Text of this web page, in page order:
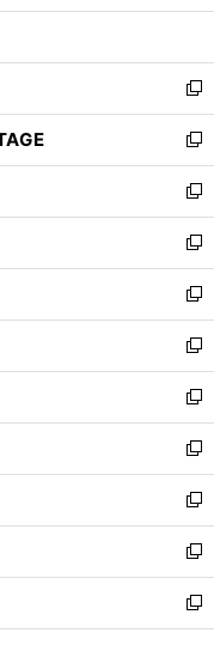
開
ン
ウ
で
開
く
ウ
ン
ド
ウ
で
開
く
新
し
い
ウ
ィ
ン
ド
ウ
で
開
く
新
し
い
ウ
ィ
ン
ド
ウ
で
開
く
新
し
い
ウ
ィ
ン
ド
ウ
で
開
く
新
し
い
ウ
ィ
ン
ド
ウ
で
開
く
新
し
い
ウ
ィ
ン
ド
ウ
で
開
く
新
し
い
ウ
ィ
ン
ド
ウ
で
開
く
新
し
い
ウ
ィ
ン
ド
ウ
で
開
新
し
い
ウ
ィ
ン
ド
ウ
新
し
い
ウ
ィ
ン
新
し
い
ウ
新
し